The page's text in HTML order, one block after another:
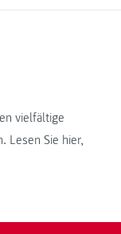
vielfältige
Lesen Sie hier,